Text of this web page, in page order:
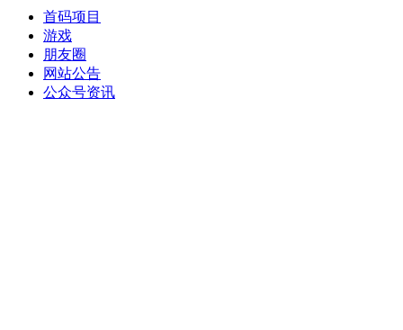
首码项目
游戏
朋友圈
网站公告
公众号资讯